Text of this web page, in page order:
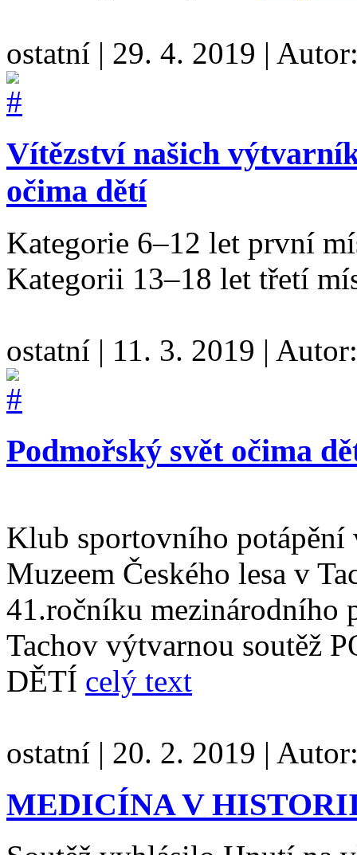
ostatní | 29. 4. 2019 |
Vítězství našich
očima dětí
Kategorie 6–12 let první
Kategorii 13–18 let třetí
ostatní | 11. 3. 2019 | Autor:
Podmořský svět očima
Klub sportovního potápění
Muzeem Českého lesa v
41.ročníku mezinárodního
Tachov výtvarnou soutěž
DĚTÍ celý text
ostatní | 20. 2. 2019 |
MEDICÍNA V